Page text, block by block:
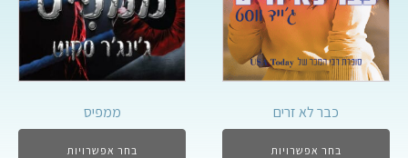
כבר לא זרים
בחר אפשרויות
ממפיס
בחר אפשרויות